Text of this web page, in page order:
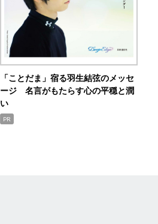
「ことだま」宿る羽生結弦のメッセ
ージ 名言がもたらす心の平穏と潤
い
PR